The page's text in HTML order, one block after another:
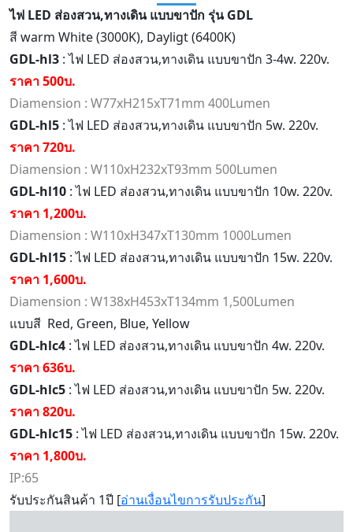
ไฟ LED ส่องสวน,ทางเดิน แบบขาปัก รุ่น GDL
สี warm White (3000K), Dayligt (6400K)
GDL-hl3 : ไฟ LED ส่องสวน,ทางเดิน แบบขาปัก 3-4w. 220v.
ราคา 500บ.
Diamension : W77xH215xT71mm 400Lumen
GDL-hl5 : ไฟ LED ส่องสวน,ทางเดิน แบบขาปัก 5w. 220v.
ราคา 720บ.
Diamension : W110xH232xT93mm 500Lumen
GDL-hl10 : ไฟ LED ส่องสวน,ทางเดิน แบบขาปัก 10w. 220v.
ราคา 1,200บ.
Diamension : W110xH347xT130mm 1000Lumen
GDL-hl15 : ไฟ LED ส่องสวน,ทางเดิน แบบขาปัก 15w. 220v.
ราคา 1,600บ.
Diamension : W138xH453xT134mm 1,500Lumen
แบบสี Red, Green, Blue, Yellow
GDL-hlc4 : ไฟ LED ส่องสวน,ทางเดิน แบบขาปัก 4w. 220v.
ราคา 636บ.
GDL-hlc5 : ไฟ LED ส่องสวน,ทางเดิน แบบขาปัก 5w. 220v.
ราคา 820บ.
GDL-hlc15 : ไฟ LED ส่องสวน,ทางเดิน แบบขาปัก 15w. 220v.
ราคา 1,800บ.
IP:65
รับประกันสินค้า 1ปี [อ่านเงื่อนไขการรับประกัน]